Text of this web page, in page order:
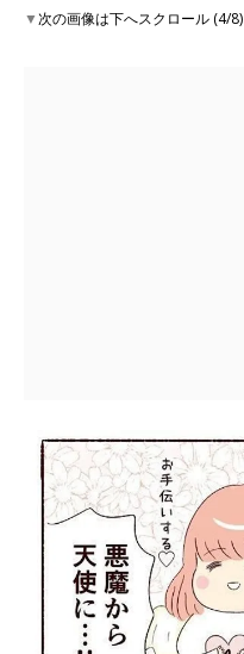
▼次の画像は下へスクロール (4/8)